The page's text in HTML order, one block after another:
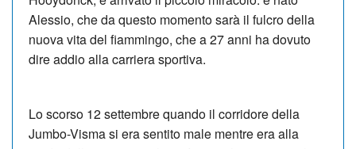
Alessio, che da questo momento sarà il fulcro della
nuova vita del fiammingo, che a 27 anni ha dovuto
dire addio alla carriera sportiva.
Lo scorso 12 settembre quando il corridore della
Jumbo-Visma si era sentito male mentre era alla